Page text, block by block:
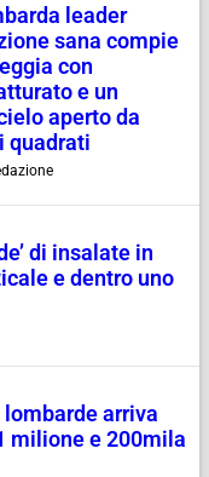
leader
sana compie
con
e un
aperto da
quadrati
di insalate in
e dentro uno
arriva
milione e 200mila